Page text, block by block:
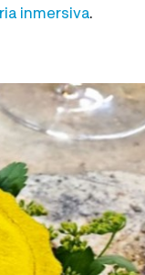
inmersiva.